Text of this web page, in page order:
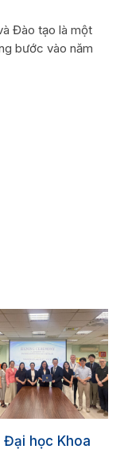
Đào tạo là một
bước vào năm
Đại học Khoa